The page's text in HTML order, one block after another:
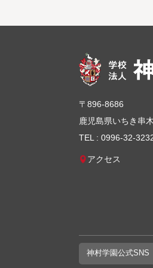
〒896-8686
鹿児島県いちき串
TEL : 0996-32-
アクセス
神村学園公式SNS